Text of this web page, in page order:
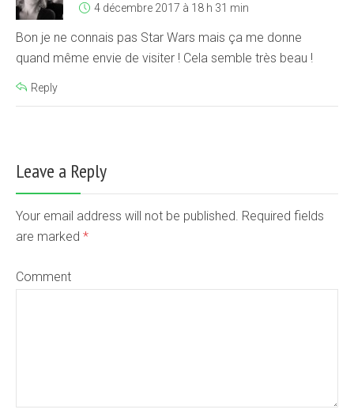
4 décembre 2017 à 18 h 31 min
Bon je ne connais pas Star Wars mais ça me donne
quand même envie de visiter ! Cela semble très beau !
Reply
Leave a Reply
Your email address will not be published. Required fields
are marked *
Comment